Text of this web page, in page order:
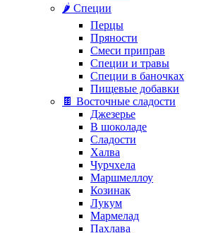
🌶️ Специи
Перцы
Пряности
Смеси приправ
Специи и травы
Специи в баночках
Пищевые добавки
🍫 Восточные сладости
Джезерье
В шоколаде
Сладости
Халва
Чурчхела
Маршмеллоу
Козинак
Лукум
Мармелад
Пахлава